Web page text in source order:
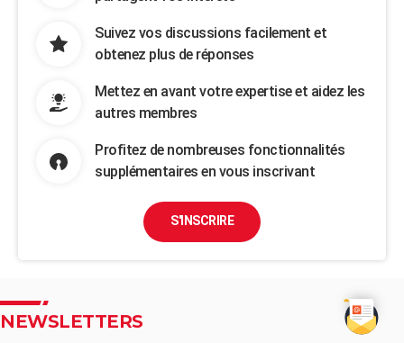
Suivez vos discussions facilement et
obtenez plus de réponses
Mettez en avant votre expertise et aidez les
autres membres
Profitez de nombreuses fonctionnalités
supplémentaires en vous inscrivant
S'INSCRIRE
NEWSLETTERS